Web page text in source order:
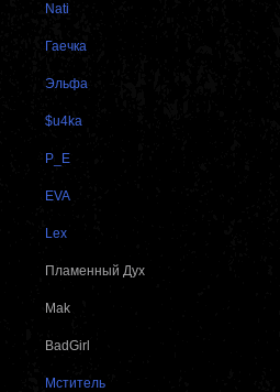
Nati
Гаечка
Эльфа
$u4ka
P_E
EVA
Lex
Пламенный Дух
Mak
BadGirl
Мститель